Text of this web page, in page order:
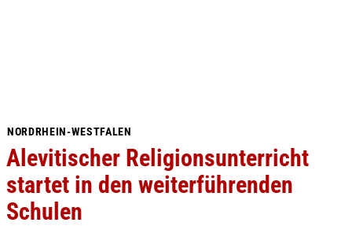
NORDRHEIN-WESTFALEN
Alevitischer Religionsunterricht
startet in den weiterführenden
Schulen